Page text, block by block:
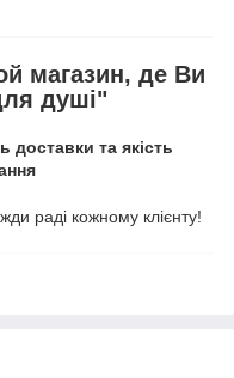
магазин, де Ви
душі"
доставки та якість
раді кожному клієнту!